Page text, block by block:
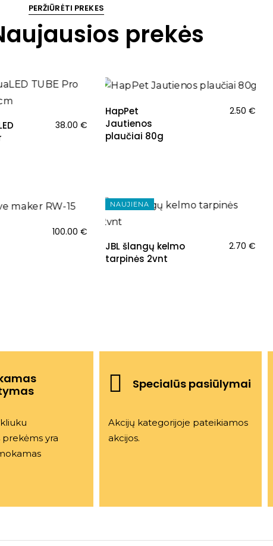
PERŽIŪRĖTI PREKES
prekės
38.00 €
HapPet
Jautienos
plaučiai 80g
2.50 €
100.00 €
NAUJIENA
JBL šlangų kelmo
tarpinės 2vnt
2.70 €
yra
Specialūs pasiūlymai
Akcijų kategorijoje pateikiamos
akcijos.